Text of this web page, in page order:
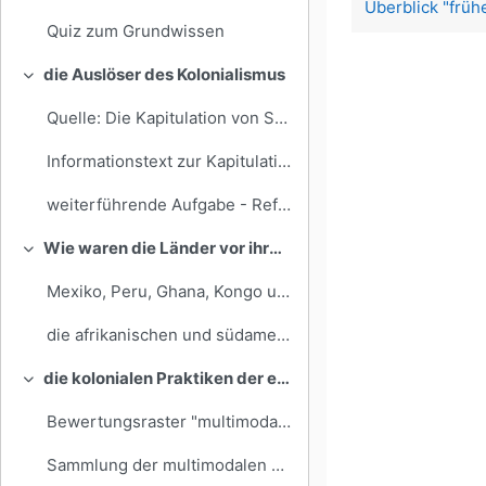
Quiz zum Grundwissen
Einklappen
die Auslöser des Kolonialismus
Quelle: Die Kapitulation von Santa Fe
Informationstext zur Kapitulation von Santa Fe
weiterführende Aufgabe - Reflexion "Recherchieren im GU"
Einklappen Wie waren die Länder vor ihrer "Entdeckung" organisiert?
Mexiko, Peru, Ghana, Kongo und Teile des heutigen Kenia vor der Entdeckung.
die afrikanischen und südamerikanischen Großreiche vor ihrer "Entdeckung"
Einklappen die kolonialen Praktiken der europäischen Staaten im Vergleich:
Bewertungsraster "multimodale Schulbuchseite zum Thema früher Kolonialismus"
Sammlung der multimodalen Schulbuchseiten
Überblick